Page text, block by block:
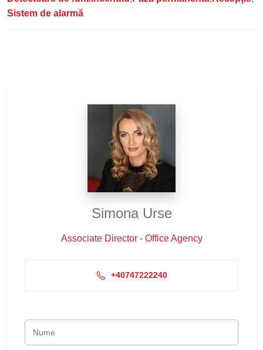
Sistem de alarmă
Simona Urse
Associate Director - Office Agency
+40747222240